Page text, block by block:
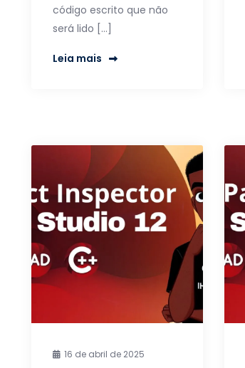
código escrito que não
será lido […]
Leia mais
16 de abril de 2025